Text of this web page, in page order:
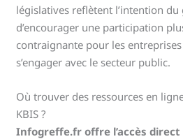
législatives reflètent l’intention
d’encourager une participation
contraignante pour les
s’engager avec le secteur public.
Où trouver des ressources en
KBIS ?
Infogreffe.fr offre l’accès